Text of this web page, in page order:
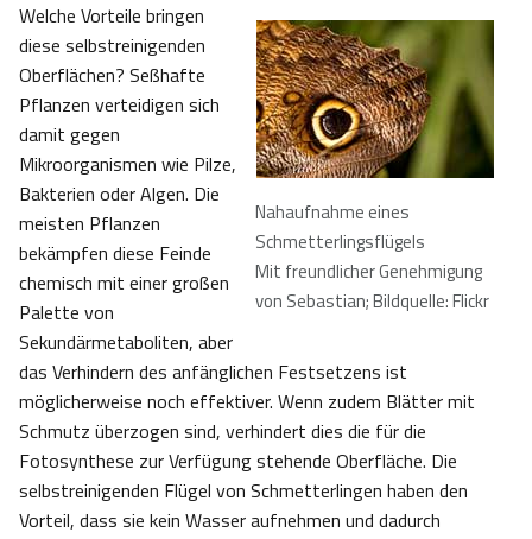
Nahaufnahme eines
Schmetterlingsflügels
Mit freundlicher Genehmigung
von Sebastian; Bildquelle: Flickr
Welche Vorteile bringen
diese selbstreinigenden
Oberflächen? Seßhafte
Pflanzen verteidigen sich
damit gegen
Mikroorganismen wie Pilze,
Bakterien oder Algen. Die
meisten Pflanzen
bekämpfen diese Feinde
chemisch mit einer großen
Palette von
Sekundärmetaboliten, aber
das Verhindern des anfänglichen Festsetzens ist
möglicherweise noch effektiver. Wenn zudem Blätter mit
Schmutz überzogen sind, verhindert dies die für die
Fotosynthese zur Verfügung stehende Oberfläche. Die
selbstreinigenden Flügel von Schmetterlingen haben den
Vorteil, dass sie kein Wasser aufnehmen und dadurch